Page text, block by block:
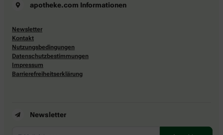
apotheke.com Informationen
Newsletter
Kontakt
Nutzungsbedingungen
Datenschutzbestimmungen
Impressum
Barrierefreiheitserklärung
Newsletter